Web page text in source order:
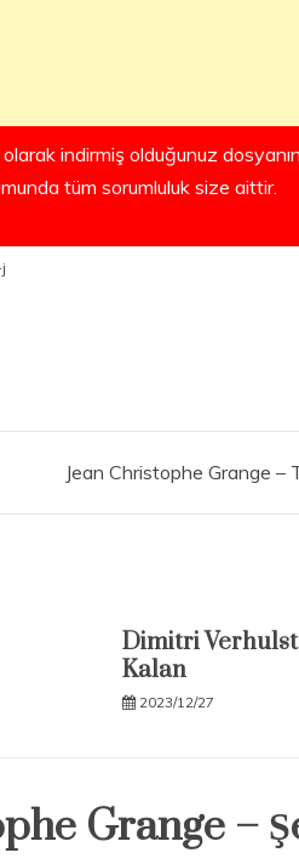
olarak indirmiş olduğunuz
tüm sorumluluk size aittir.
Jean Christophe Grange –
Dimitri Verhulst
Kalan
2023/12/27
Grange –